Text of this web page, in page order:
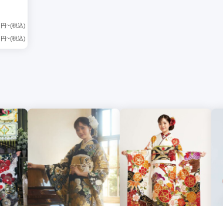
円~(税込)
円~(税込)